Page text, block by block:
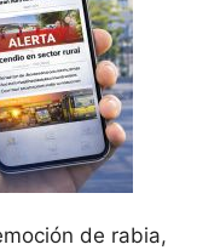
de rabia,